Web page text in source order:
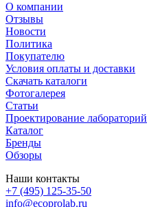
О компании
Отзывы
Новости
Политика
Покупателю
Условия оплаты и доставки
Скачать каталоги
Фотогалерея
Статьи
Проектирование лабораторий
Каталог
Бренды
Обзоры
Наши контакты
+7 (495) 125-35-50
info@ecoprolab.ru